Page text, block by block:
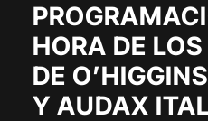
HORA DE
DE
Y AUDAX